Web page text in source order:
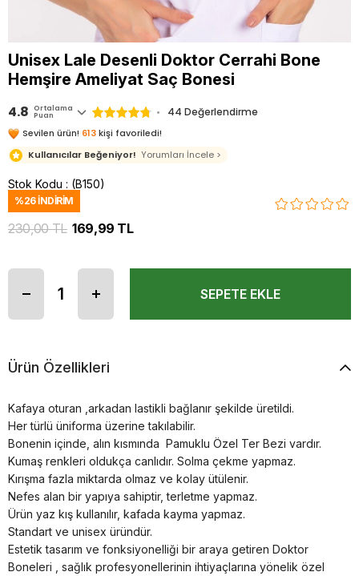
Unisex Lale Desenli Doktor Cerrahi Bone
Hemşire Ameliyat Saç Bonesi
4.8 Ortalama
Puan 44 Değerlendirme
Sevilen ürün! 613kişi favoriledi!
Kullanıcılar Beğeniyor! Yorumları İncele >
Stok Kodu (B150)
%26İNDIRIM
230,00 TL 169,99 TL
Ürün Özellikleri
Kafaya oturan ,arkadan lastikli bağlanır şekilde üretildi.
Her türlü üniforma üzerine takılabilir.
Bonenin içinde, alın kısmında Pamuklu Özel Ter Bezi vardır.
Kumaş renkleri oldukça canlıdır. Solma çekme yapmaz.
Kırışma fazla miktarda olmaz ve kolay ütülenir.
Nefes alan bir yapıya sahiptir, terletme yapmaz.
Ürün yaz kış kullanılır, kafada kayma yapmaz.
Standart ve unisex üründür.
Estetik tasarım ve fonksiyonelliği bir araya getiren Doktor
Boneleri , sağlık profesyonellerinin ihtiyaçlarına yönelik özel